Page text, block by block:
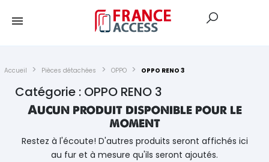
Accueil Pièces détachées OPPO OPPO RENO 3
Catégorie : OPPO RENO 3
Aucun produit disponible pour le
moment
Restez à l'écoute! D'autres produits seront affichés ici
au fur et à mesure qu'ils seront ajoutés.